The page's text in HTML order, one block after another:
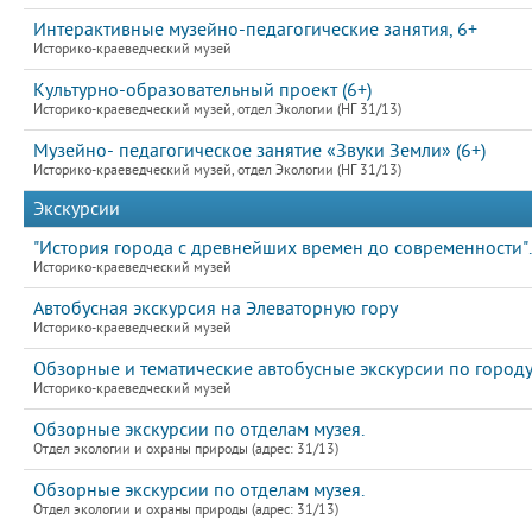
Интерактивные музейно-педагогические занятия, 6+
Историко-краеведческий музей
Культурно-образовательный проект (6+)
Историко-краеведческий музей, отдел Экологии (НГ 31/13)
Музейно- педагогическое занятие «Звуки Земли» (6+)
Историко-краеведческий музей, отдел Экологии (НГ 31/13)
Экскурсии
"История города с древнейших времен до современности".
Историко-краеведческий музей
Автобусная экскурсия на Элеваторную гору
Историко-краеведческий музей
Обзорные и тематические автобусные экскурсии по городу
Историко-краеведческий музей
Обзорные экскурсии по отделам музея.
Отдел экологии и охраны природы (адрес: 31/13)
Обзорные экскурсии по отделам музея.
Отдел экологии и охраны природы (адрес: 31/13)